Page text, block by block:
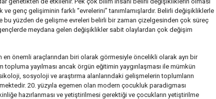
genç gelişiminin farklı “evrelerini” tanımlamışlardır. Belirli değişikliklerle
bu yüzden de gelişme evreleri belirli bir zaman çizelgesinden çok süreç
meydana gelen değişiklikler sabit olaylardan çok değişim
önemli araçlarından biri olarak görmesiyle öncelikli olarak ayrı bir
topluma yayılması ancak örgün eğitimin yaygınlaşması ile mümkün
sosyoloji ve araştırma alanlarındaki gelişmelerin toplumların
20. yüzyıla egemen olan modern çocukluk paradigması
hazırlanması ve yetiştirilmesi gerektiği ve çocukların yetiştirilme